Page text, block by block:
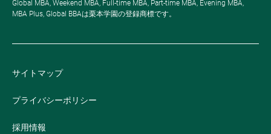
Global MBA, Weekend MBA, Full-time MBA, Part-time MBA, Evening MBA,
MBA Plus, Global BBAは栗本学園の登録商標です。
サイトマップ
プライバシーポリシー
採用情報